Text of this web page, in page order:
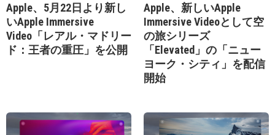
Apple、5月22日より新し
いApple Immersive
Video「レアル・マドリー
ド：王者の重圧」を公開
Apple、新しいApple
Immersive Videoとして空
の旅シリーズ
「Elevated」の「ニュー
ヨーク・シティ」を配信
開始